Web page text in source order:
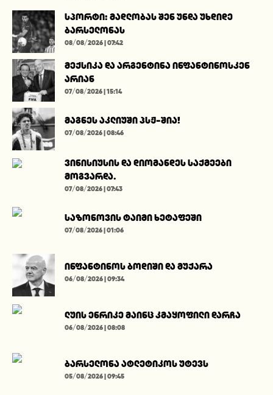
სპორტი: მადლობას შენ უნდა უხდიდე
ბარსელონას
08/08/2026 | 07:42
მექსიკა და არგენტინა ინფანტინოსკენ
არიან
07/08/2026 | 15:14
მაგნეს აკლიუში პსჟ-შია!
07/08/2026 | 08:46
ვინისიუსის და დიომანდეს საქმეები
მოგვარდა.
07/08/2026 | 07:43
საზონოვის ტაიმი ხეტაფეში
07/08/2026 | 01:06
ინფანტინოს ბოდიში და მუქარა
06/08/2026 | 09:34
ლუის ენრიკე მაინც კმაყოფილი დარჩა
06/08/2026 | 08:08
ბარსელონა ატლეტიკოს უტევს
05/08/2026 | 09:45